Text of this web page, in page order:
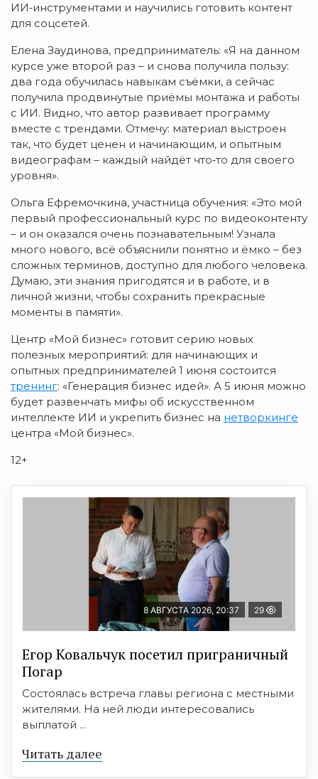
ИИ‑инструментами и научились готовить контент
для соцсетей.
Елена Заудинова, предприниматель: «Я на данном
курсе уже второй раз – и снова получила пользу:
два года обучилась навыкам съёмки, а сейчас
получила продвинутые приёмы монтажа и работы
с ИИ. Видно, что автор развивает программу
вместе с трендами. Отмечу: материал выстроен
так, что будет ценен и начинающим, и опытным
видеографам – каждый найдёт что‑то для своего
уровня».
Ольга Ефремочкина, участница обучения: «Это мой
первый профессиональный курс по видеоконтенту
– и он оказался очень познавательным! Узнала
много нового, всё объяснили понятно и ёмко – без
сложных терминов, доступно для любого человека.
Думаю, эти знания пригодятся и в работе, и в
личной жизни, чтобы сохранить прекрасные
моменты в памяти».
Центр «Мой бизнес» готовит серию новых
полезных мероприятий: для начинающих и
опытных предпринимателей 1 июня состоится
тренинг: «Генерация бизнес идей». А 5 июня можно
будет развенчать мифы об искусственном
интеллекте ИИ и укрепить бизнес на нетворкинге
центра «Мой бизнес».
12+
8 АВГУСТА 2026, 20:37 29
Егор Ковальчук посетил приграничный
Погар
Состоялась встреча главы региона с местными
жителями. На ней люди интересовались
выплатой ...
Читать далее